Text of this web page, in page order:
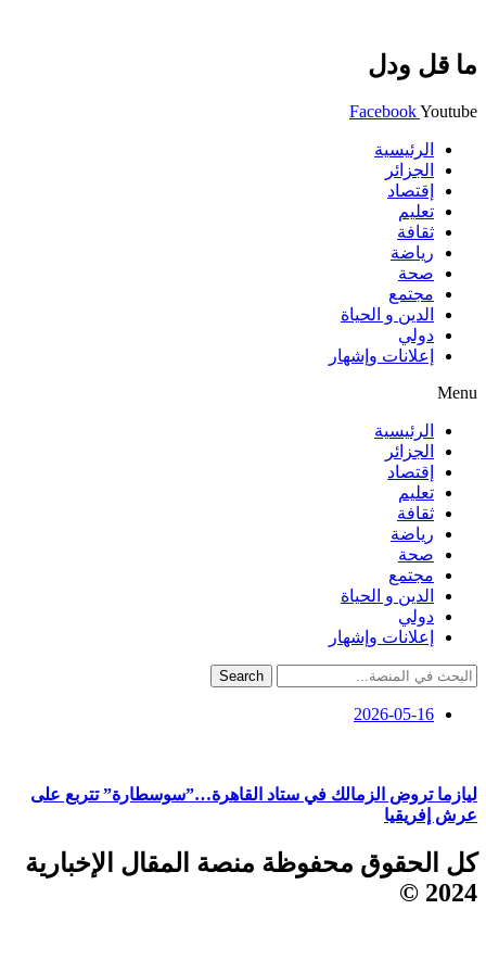
ما قل ودل
FacebookYoutube
الرئيسية
الجزائر
إقتصاد
تعليم
ثقافة
رياضة
صحة
مجتمع
الدين و الحياة
دولي
إعلانات وإشهار
Menu
الرئيسية
الجزائر
إقتصاد
تعليم
ثقافة
رياضة
صحة
مجتمع
الدين و الحياة
دولي
إعلانات وإشهار
Search
2026-05-16
ليازما تروض الزمالك في ستاد القاهرة…”سوسطارة” تتربع على
عرش إفريقيا
كل الحقوق محفوظة منصة المقال الإخبارية
2024 ©